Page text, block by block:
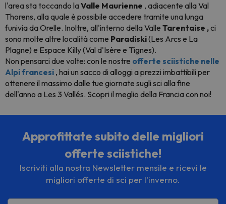
l'area sta toccando laValle Maurienne , adiacente alla Val
Thorens, alla quale è possibile accedere tramite una lunga
funivia da Orelle. Inoltre, all'interno della Valle Tarentaise ,ci
sono molte altre località come Paradiski(Les Arcs e La
Plagne) e Espace Killy (Val d'Isère e Tignes).
Non pensarci due volte: con le nostre offerte sciistiche nelle
Alpi francesi , hai un sacco di alloggi a prezzi imbattibili per
ottenere il massimo dalle tue giornate sugli sci alla fine
dell'anno a Les 3 Vallés. Scopri il meglio della Francia con noi!
Approfittate subito delle migliori
offerte sciistiche!
Iscriviti alla nostra Newsletter mensile e ricevi le
migliori offerte di sci per l'inverno.